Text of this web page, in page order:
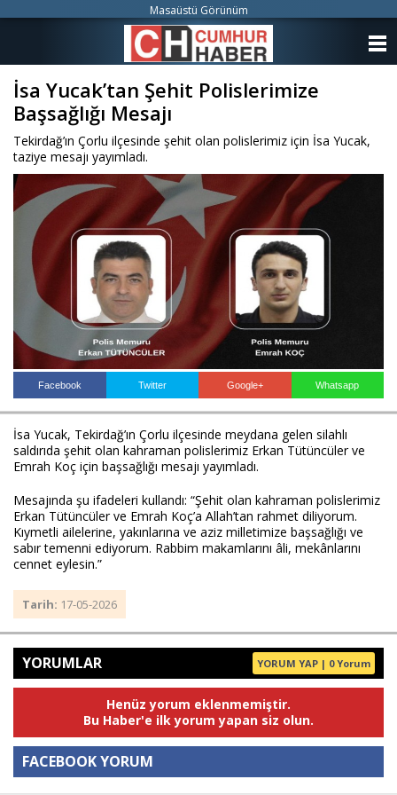
İsa Yucak’tan Şehit Polislerimize
Başsağlığı Mesajı
Tekirdağ’ın Çorlu ilçesinde şehit olan polislerimiz için İsa Yucak,
taziye mesajı yayımladı.
Facebook Twitter Google+ Whatsapp
İsa Yucak, Tekirdağ’ın Çorlu ilçesinde meydana gelen silahlı
saldırıda şehit olan kahraman polislerimiz Erkan Tütüncüler ve
Emrah Koç için başsağlığı mesajı yayımladı.
Mesajında şu ifadeleri kullandı: “Şehit olan kahraman polislerimiz
Erkan Tütüncüler ve Emrah Koç’a Allah’tan rahmet diliyorum.
Kıymetli ailelerine, yakınlarına ve aziz milletimize başsağlığı ve
sabır temenni ediyorum. Rabbim makamlarını âli, mekânlarını
cennet eylesin.”
Tarih: 17-05-2026
YORUMLAR YORUM YAP | 0 Yorum
Henüz yorum eklenmemiştir.
Bu Haber'e ilk yorum yapan siz olun.
FACEBOOK YORUM
Masaüstü Görünüm
KATEGORİLER
FOTO GALERİ
VİDEO GALERİ
KÜNYE
İLETİŞİM